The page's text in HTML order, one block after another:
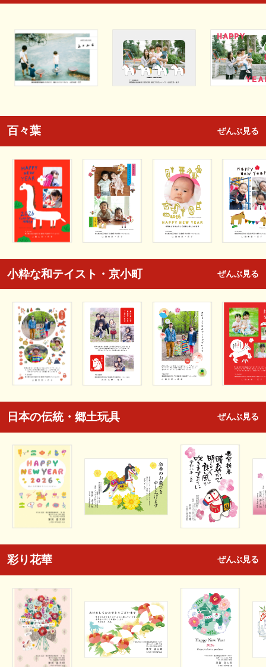
百々葉 ぜんぶ見る
小粋な和テイスト・京小町 ぜんぶ見る
日本の伝統・郷土玩具 ぜんぶ見る
彩り花華 ぜんぶ見る